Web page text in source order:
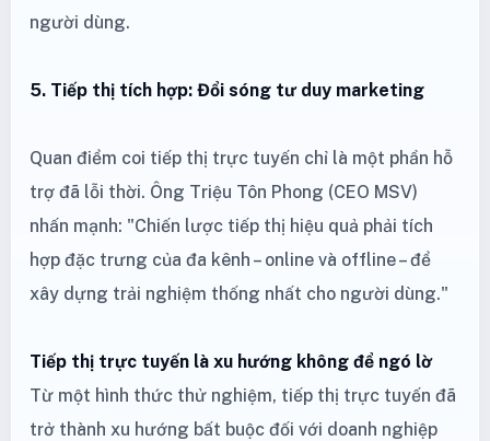
người dùng.
5. Tiếp thị tích hợp: Đổi sóng tư duy marketing
Quan điểm coi tiếp thị trực tuyến chỉ là một phần hỗ
trợ đã lỗi thời. Ông Triệu Tôn Phong (CEO MSV)
nhấn mạnh: "Chiến lược tiếp thị hiệu quả phải tích
hợp đặc trưng của đa kênh – online và offline – để
xây dựng trải nghiệm thống nhất cho người dùng."
Tiếp thị trực tuyến là xu hướng không để ngó lờ
Từ một hình thức thử nghiệm, tiếp thị trực tuyến đã
trở thành xu hướng bất buộc đối với doanh nghiệp